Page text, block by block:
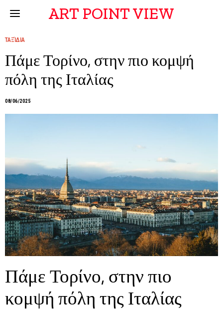
ART POINT VIEW
ΤΑΞΊΔΙΑ
Πάμε Τορίνο, στην πιο κομψή
πόλη της Ιταλίας
08/06/2025
Πάμε Τορίνο, στην πιο
κομψή πόλη της Ιταλίας